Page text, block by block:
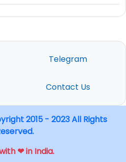
Telegram
Contact Us
2015 - 2023 All Rights
❤ in India.